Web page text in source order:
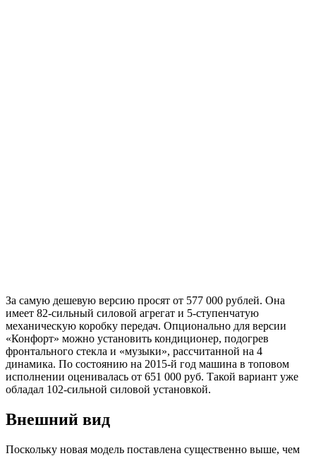
За самую дешевую версию просят от 577 000 рублей. Она
имеет 82-сильный силовой агрегат и 5-ступенчатую
механическую коробку передач. Опционально для версии
«Конфорт» можно установить кондиционер, подогрев
фронтального стекла и «музыки», рассчитанной на 4
динамика. По состоянию на 2015-й год машина в топовом
исполнении оценивалась от 651 000 руб. Такой вариант уже
обладал 102-сильной силовой установкой.
Внешний вид
Поскольку новая модель поставлена существенно выше, чем